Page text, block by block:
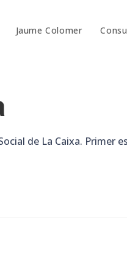
Jaume Colomer
de La Caixa.